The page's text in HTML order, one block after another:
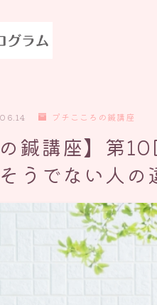
プチこころの鍼講座
の鍼講座】第
うでない人の